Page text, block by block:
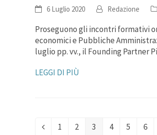
6 Luglio 2020 Redazione
Proseguono gli incontri formativi
economici e Pubbliche
luglio pp. vv., il Founding Partner
LEGGI DI PIÙ
Precedente
Pagina
1 Pagina
2 Pagina
3 Pagina
4 Pagina
5 6